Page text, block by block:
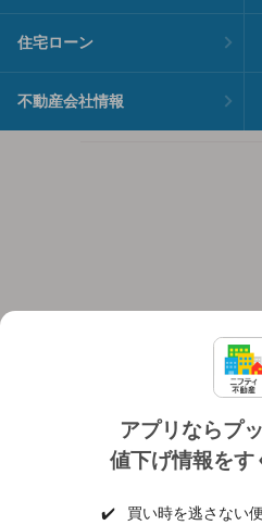
アプリならプ
値下げ情報をす
✔️ 買い時を逃さない
住宅ローン
不動産会社情報
個人情報保護ポリシ
ヘルプ・お問い合